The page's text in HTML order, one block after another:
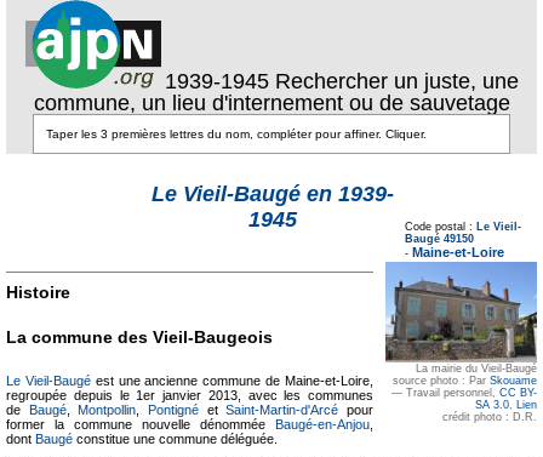
1939-1945 Rechercher un juste, une
commune, un lieu d'internement ou de sauvetage
Le Vieil-Baugé en 1939-
1945
Code postal : Le Vieil-
Baugé 49150
- Maine-et-Loire
La mairie du Vieil-Baugé
source photo : Par Skouame
— Travail personnel , CC BY-
SA 3.0, Lien
crédit photo : D.R.
Histoire
La commune des Vieil-Baugeois
Le Vieil-Baugéest une ancienne commune de Maine-et-Loire,
regroupée depuis le 1er janvier 2013, avec les communes
de Baugé,Montpollin ,Pontigné etSaint-Martin-d'Arcé pour
former la commune nouvelle dénommée Baugé-en-Anjou
dont Baugé constitue une commune déléguée.